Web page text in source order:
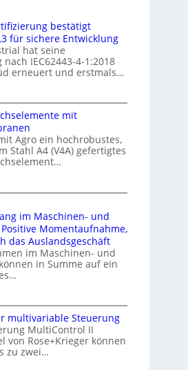
g
e
bestätigt
für sichere Entwicklung
hat seine
IEC62443-4-1:2018
erneuert und erstmals…
mit
Agro ein hochrobustes,
Stahl A4 (V4A) gefertigtes
im Maschinen- und
Momentaufnahme,
das Auslandsgeschäft
im Maschinen- und
in Summe auf ein
multivariable Steuerung
MultiControl II
von Rose+Krieger können
zu zwei…